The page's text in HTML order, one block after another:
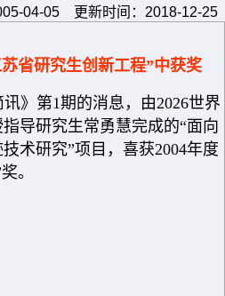
04-05 更新时间：2018-12-25
省研究生创新工程”中获奖
》第1期的消息，由2026世界
导研究生常勇慧完成的“面向
术研究”项目，喜获2004年度
。